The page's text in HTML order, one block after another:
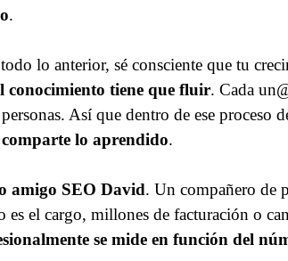
.
lo anterior, sé consciente que tu
conocimiento tiene que fluir. Cada
Así que dentro de ese proceso
comparte lo aprendido.
amigo SEO David. Un compañero de
es el cargo, millones de facturación o
se mide en función del